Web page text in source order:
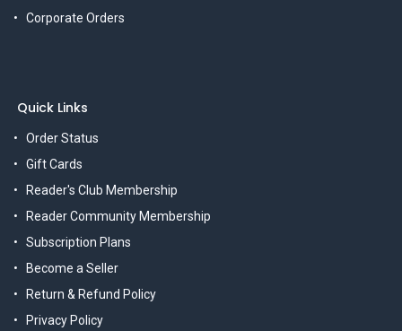
Corporate Orders
Quick Links
Order Status
Gift Cards
Reader's Club Membership
Reader Community Membership
Subscription Plans
Become a Seller
Return & Refund Policy
Privacy Policy